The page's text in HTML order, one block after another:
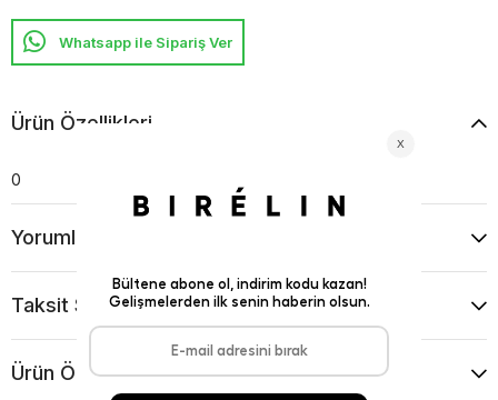
Whatsapp ile Sipariş Ver
Ürün Özellikleri
0
Yorumlar
Taksit Seçenekleri
Ürün Önerileri